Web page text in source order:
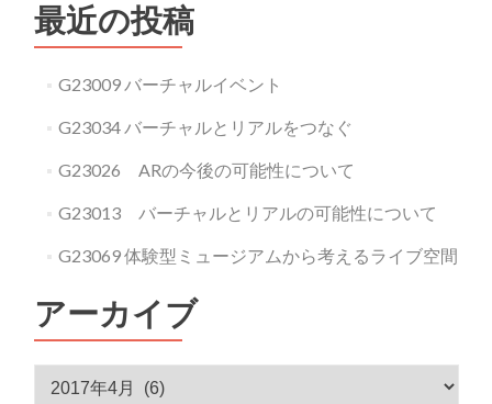
最近の投稿
G23009 バーチャルイベント
G23034 バーチャルとリアルをつなぐ
G23026 ARの今後の可能性について
G23013 バーチャルとリアルの可能性について
G23069 体験型ミュージアムから考えるライブ空間
アーカイブ
アーカイブ